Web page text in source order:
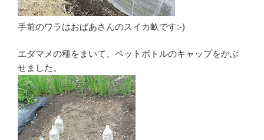
手前のワラはおばあさんのスイカ畝です:-)
エダマメの種をまいて、ペットボトルのキャップをかぶ
せました。